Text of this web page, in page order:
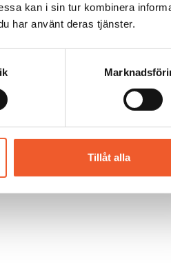
kan i sin tur kombinera
har använt deras tjänster.
Tillåt alla